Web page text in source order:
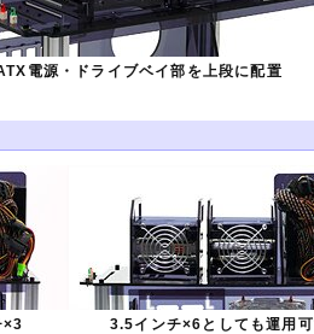
電源・ドライブベイ部を上段に配置
×3 3.5インチ×6としても運用